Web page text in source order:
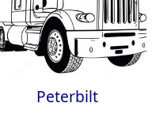
Peterbilt